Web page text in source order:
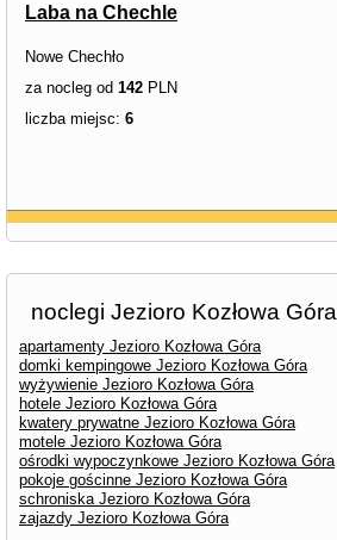
Laba na Chechle
Nowe Chechło
za nocleg od 142 PLN
liczba miejsc: 6
noclegi Jezioro Kozłowa Góra
apartamenty Jezioro Kozłowa Góra
domki kempingowe Jezioro Kozłowa Góra
wyżywienie Jezioro Kozłowa Góra
hotele Jezioro Kozłowa Góra
kwatery prywatne Jezioro Kozłowa Góra
motele Jezioro Kozłowa Góra
ośrodki wypoczynkowe Jezioro Kozłowa Góra
pokoje gościnne Jezioro Kozłowa Góra
schroniska Jezioro Kozłowa Góra
zajazdy Jezioro Kozłowa Góra